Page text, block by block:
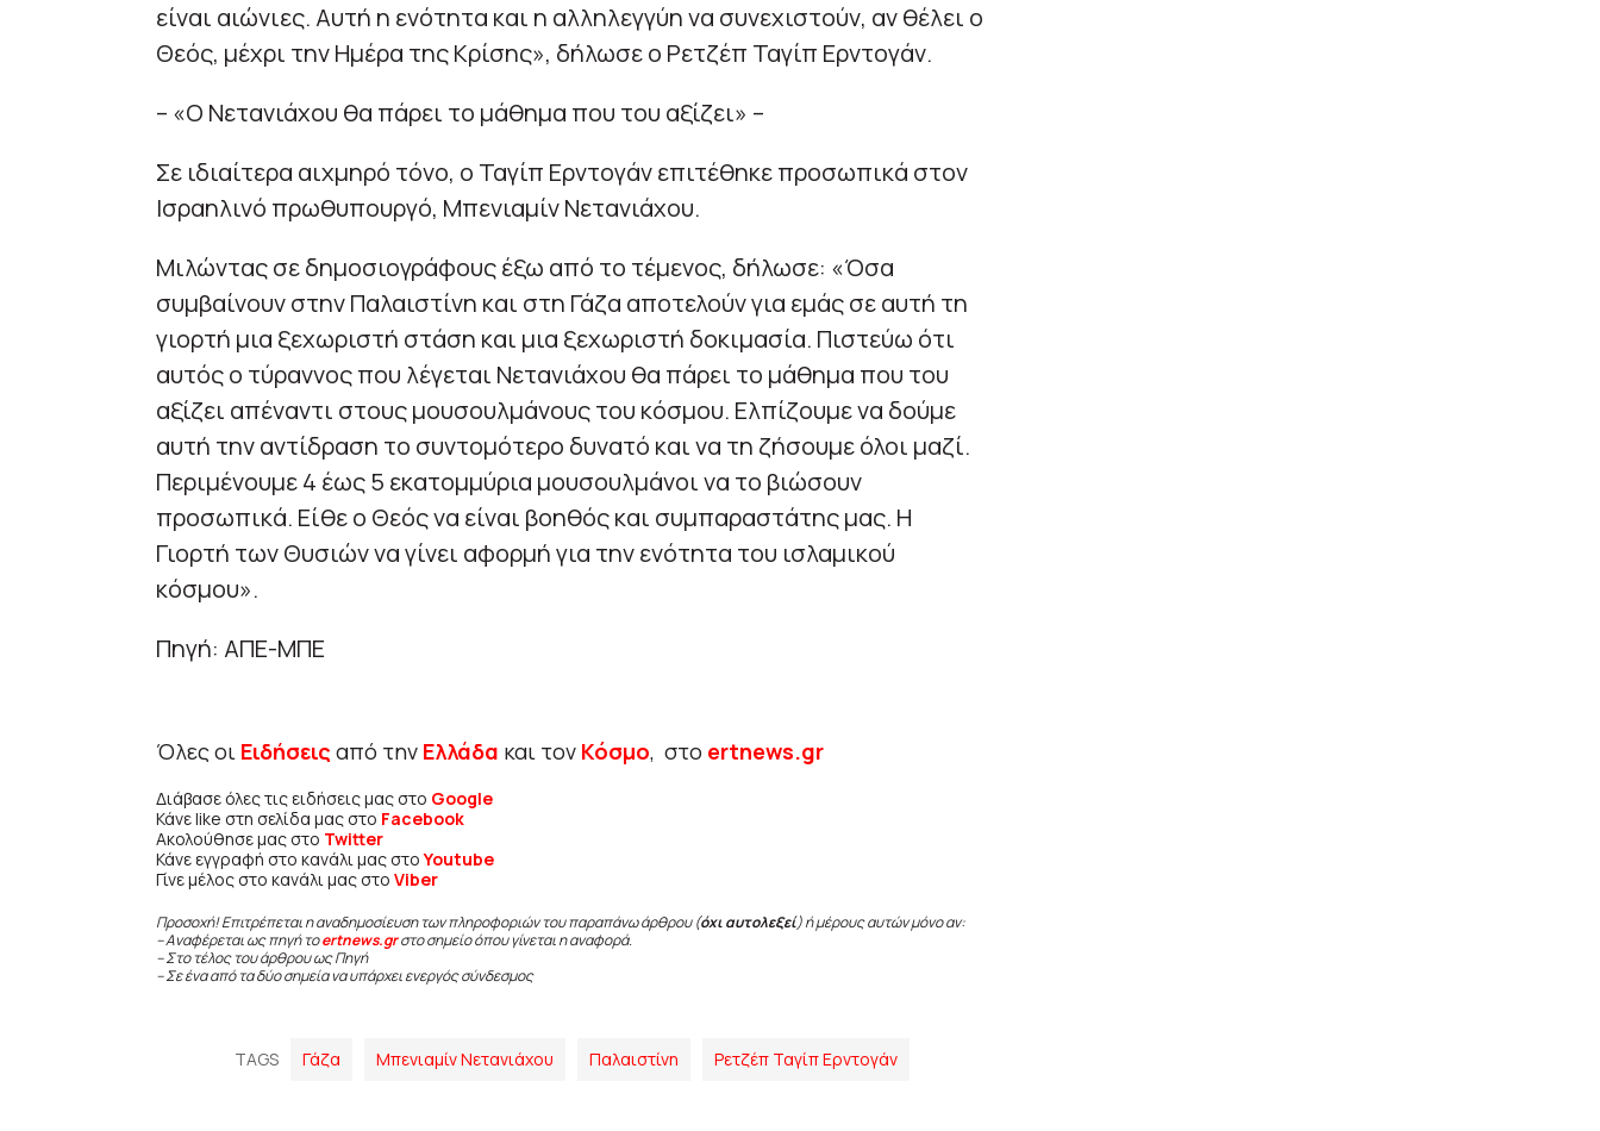
είναι αιώνιες. Αυτή η ενότητα και η αλληλεγγύη να συνεχιστούν, αν θέλει ο
Θεός, μέχρι την Ημέρα της Κρίσης», δήλωσε ο Ρετζέπ Ταγίπ Ερντογάν.
– «Ο Νετανιάχου θα πάρει το μάθημα που του αξίζει» –
Σε ιδιαίτερα αιχμηρό τόνο, ο Ταγίπ Ερντογάν επιτέθηκε προσωπικά στον
Ισραηλινό πρωθυπουργό, Μπενιαμίν Νετανιάχου.
Μιλώντας σε δημοσιογράφους έξω από το τέμενος, δήλωσε: «Όσα
συμβαίνουν στην Παλαιστίνη και στη Γάζα αποτελούν για εμάς σε αυτή τη
γιορτή μια ξεχωριστή στάση και μια ξεχωριστή δοκιμασία. Πιστεύω ότι
αυτός ο τύραννος που λέγεται Νετανιάχου θα πάρει το μάθημα που του
αξίζει απέναντι στους μουσουλμάνους του κόσμου. Ελπίζουμε να δούμε
αυτή την αντίδραση το συντομότερο δυνατό και να τη ζήσουμε όλοι μαζί.
Περιμένουμε 4 έως 5 εκατομμύρια μουσουλμάνοι να το βιώσουν
προσωπικά. Είθε ο Θεός να είναι βοηθός και συμπαραστάτης μας. Η
Γιορτή των Θυσιών να γίνει αφορμή για την ενότητα του ισλαμικού
κόσμου».
Πηγή: ΑΠΕ-ΜΠΕ
Όλες οι Ειδήσεις από την Ελλάδα και τον Κόσμο, στο ertnews.gr
Διάβασε όλες τις ειδήσεις μας στο Google
Κάνε like στη σελίδα μας στο Facebook
Ακολούθησε μας στο Twitter
Κάνε εγγραφή στο κανάλι μας στοYoutube
Γίνε μέλος στο κανάλι μας στο Viber
Προσοχή! Επιτρέπεται η αναδημοσίευση των πληροφοριών του παραπάνω άρθρου (όχι αυτολεξεί) ή μέρους αυτών μόνο αν:
– Αναφέρεται ως πηγή τοertnews.gr στο σημείο όπου γίνεται η αναφορά.
– Στο τέλος του άρθρου ως Πηγή
– Σε ένα από τα δύο σημεία να υπάρχει ενεργός σύνδεσμος
TAGS Γάζα Μπενιαμίν Νετανιάχου Παλαιστίνη Ρετζέπ Ταγίπ Ερντογάν